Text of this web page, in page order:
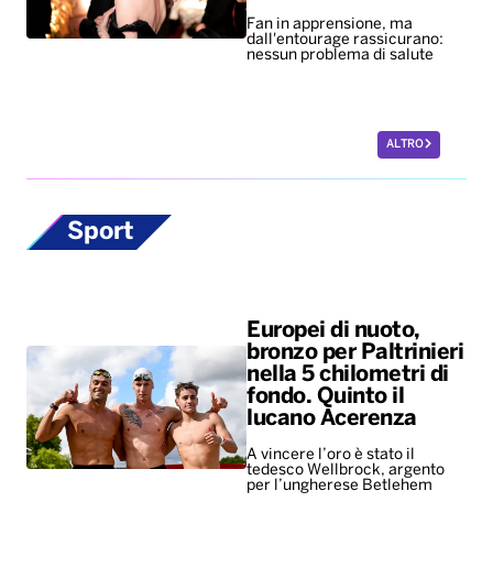
Fan in apprensione, ma
dall'entourage rassicurano:
nessun problema di salute
ALTRO
Sport
Europei di nuoto,
bronzo per Paltrinieri
nella 5 chilometri di
fondo. Quinto il
lucano Acerenza
A vincere l’oro è stato il
tedesco Wellbrock, argento
per l’ungherese Betlehem